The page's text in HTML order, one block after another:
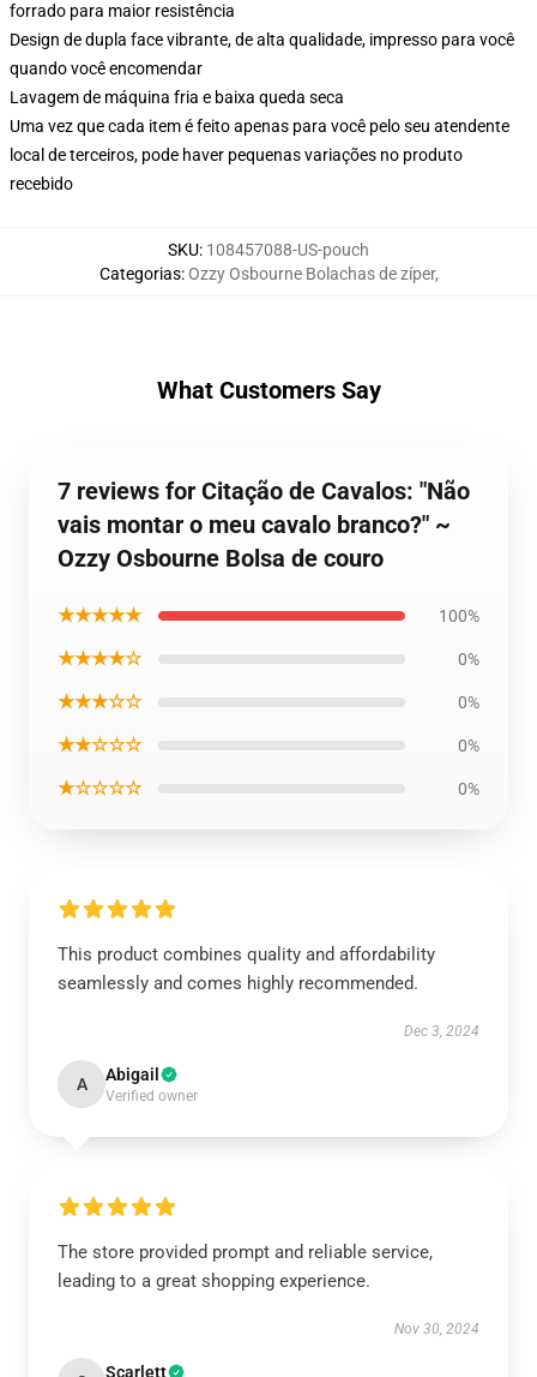
forrado para maior resistência
Design de dupla face vibrante, de alta qualidade, impresso para você
quando você encomendar
Lavagem de máquina fria e baixa queda seca
Uma vez que cada item é feito apenas para você pelo seu atendente
local de terceiros, pode haver pequenas variações no produto
recebido
SKU: 108457088-US-pouch
Categorias:Ozzy Osbourne Bolachas de zíper,
What Customers Say
7 reviews for Citação de Cavalos: "Não
vais montar o meu cavalo branco?" ~
Ozzy Osbourne Bolsa de couro
★★★★★ 100%
★★★★☆ 0%
★★★☆☆ 0%
★★☆☆☆ 0%
★☆☆☆☆ 0%
This product combines quality and affordability
seamlessly and comes highly recommended.
Dec 3, 2024
A Abigail
Verified owner
The store provided prompt and reliable service,
leading to a great shopping experience.
Nov 30, 2024
Scarlett